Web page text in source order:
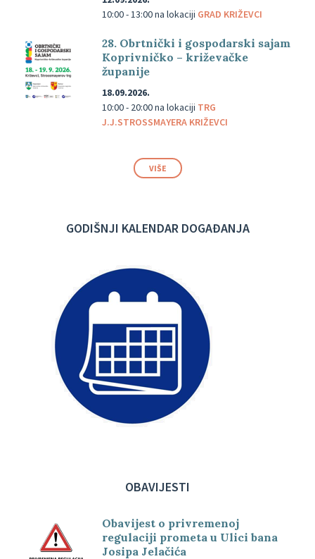
10:00 - 13:00na lokaciji GRAD KRIŽEVCI
28. Obrtnički i gospodarski sajam
Koprivničko – križevačke
županije
18.09.2026.
10:00 - 20:00na lokaciji TRG
J.J.STROSSMAYERA KRIŽEVCI
VIŠE
GODIŠNJI KALENDAR DOGAĐANJA
OBAVIJESTI
Obavijest o privremenoj
regulaciji prometa u Ulici bana
Josipa Jelačića